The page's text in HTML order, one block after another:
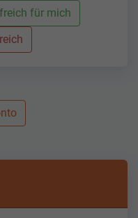
für mich